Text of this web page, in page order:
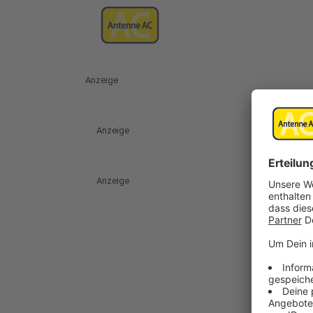
Anzeige
Anzeige
Anzeige